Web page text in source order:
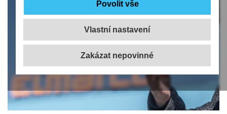
Vlastní nastavení